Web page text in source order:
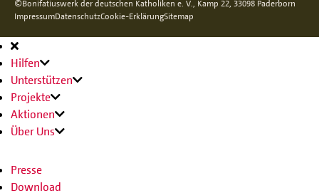
©Bonifatiuswerk der deutschen Katholiken e. V., Kamp 22, 33098 Paderborn
ImpressumDatenschutzCookie-ErklärungSitemap
Hauptnavigation
Hilfen
Unterstützen
Projekte
Aktionen
Über Uns
Presse
Download